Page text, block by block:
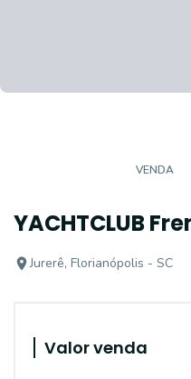
VENDA
YACHTCLUB
Jurerê, Florianópolis - SC
Valor venda